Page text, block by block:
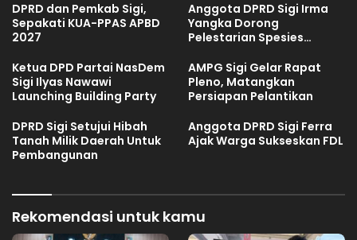
DPRD dan Pemkab Sigi,
Sepakati KUA-PPAS APBD
2027
Anggota DPRD Sigi Irma
Yangka Dorong
Pelestarian Spesies
Ketua DPD Partai NasDem
Sigi Ilyas Nawawi
Launching Building Party
AMPG Sigi Gelar Rapat
Pleno, Matangkan
Persiapan Pelantikan
DPRD Sigi Setujui Hibah
Tanah Milik Daerah Untuk
Pembangunan
Anggota DPRD Sigi Ferra
Ajak Warga Sukseskan FDL
Rekomendasi untuk kamu